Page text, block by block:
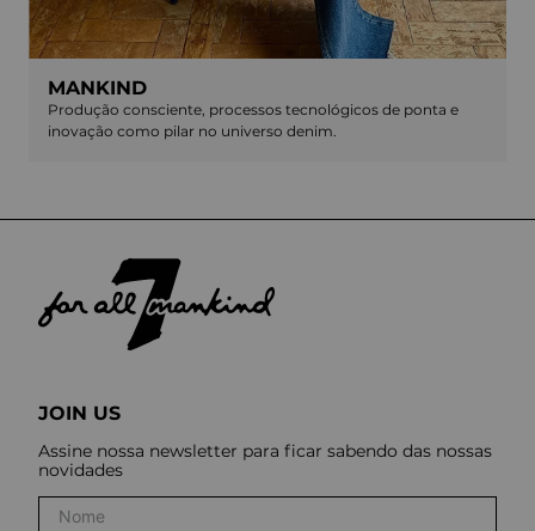
MANKIND
Produção consciente, processos tecnológicos de ponta e
inovação como pilar no universo denim.
JOIN US
Assine nossa newsletter para ficar sabendo das nossas
novidades